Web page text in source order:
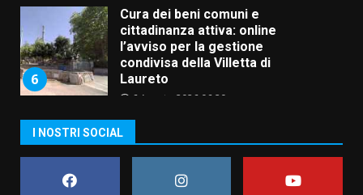
6
Cura dei beni comuni e
cittadinanza attiva: online
l’avviso per la gestione
condivisa della Villetta di
Laureto
6 Agosto 2026 06:20
assoluta de “L’Albergo
Belvedere. Il rapimento”
6 Agosto 2026 06:15
I NOSTRI SOCIAL